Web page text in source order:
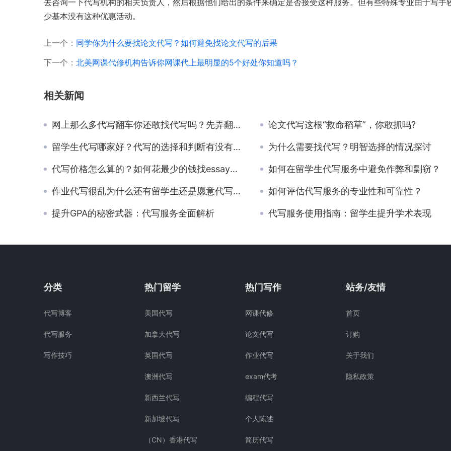
去咨询一下代写机构的相关负责人，然后根据他们给出的条件来确定是否接受这种服务。但有些特殊专业由于写手
少基本没有这种优惠活动。
上一个： 同学你为什么要找论文代写？如何避免找论文代写的后果
下一个： 北美网课代修机构告诉你网课代上最明显的5个好处你知道吗？
相关新闻
网上那么多代写翻车你还敢找代写吗？先弄翻车清楚原因吧！ 论文代写这根“救命稻草”，你敢抓吗?
留学生代写哪家好？代写的选择和判断有没有具体的参考标准？ 为什么需要找代写？明智选择的情况探讨
代写价格怎么算的？如何花最少的钱找essay代写来帮助自己完成作业 如何在留学生代写服务中避免作弊和剽窃？
作业代写很乱为什么还有留学生还是愿意代写的风险？ 如何评估代写服务的专业性和可靠性？
提升GPA的秘密武器：代写服务全面解析 代写服务使用指南：留学生提升学术表现
分类
代写博客
代写服务
写作技巧
热门留学
美国代写
加拿大代写
英国代写
澳洲代写
新西兰代写
新加坡代写
（CN）香港代写
热门写作
网课代修
论文代写
作业代写
exam代考
编程代写
个人陈述
简历代写
站务/友情
首页
订购
关于我们
隐私政策